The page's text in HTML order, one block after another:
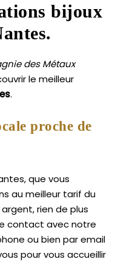
bijoux
des Métaux
le meilleur
.
proche de
que vous
au meilleur tarif du
rien de plus
contact avec notre
ou bien par email
pour vous accueillir